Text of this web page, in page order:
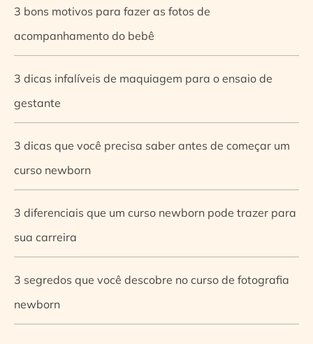
3 bons motivos para fazer as fotos de
acompanhamento do bebê
3 dicas infalíveis de maquiagem para o ensaio de
gestante
3 dicas que você precisa saber antes de começar um
curso newborn
3 diferenciais que um curso newborn pode trazer para
sua carreira
3 segredos que você descobre no curso de fotografia
newborn